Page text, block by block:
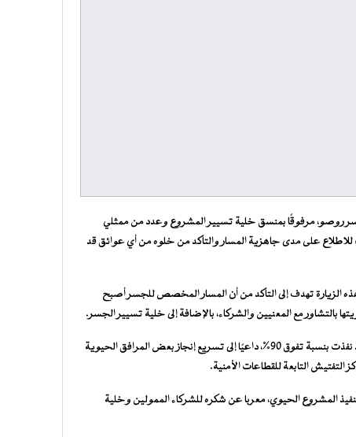
جسر روصو، مرفوقًا بمنسق خلية تسيير المشروع وعدد من ممثلي
للاطلاع على مدى جاهزية المسار والتأكد من خلوه من أي عوائق قد
هذه الزيارة تهدف إلى التأكد من أن المسار المخصص للجسر أصبح
بالتشاور مع المعنيين والشركاء، بالإضافة إلى خلية تسيير الجسر.
وأوضح أن الجانب المتعلق بمساهمة موريتانيا في إطار تهيئة المشروع قد نفذت بنسبة تفوق 90%، داعيًا إلى تسريع إنجاز بعض المرافق الحيوية
التابعة للقطاعات الأمنية.
المشروع الحيوي، معربا عن شكره للشركاء الممولين وخلية